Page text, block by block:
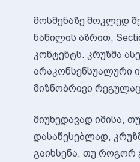
მოსმენაზე მოკლედ
ნაწილის აზრით,
კონტენტს. კრუზმა
არაკონსენსუალური
მიზნობრივი
მიუხედავად იმისა,
დასაწესებლად,
გაიხსენა, თუ როგორ